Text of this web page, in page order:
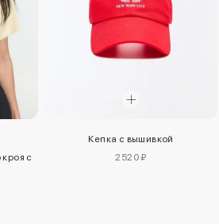
с
Кепка с вышивкой
2520 ₽